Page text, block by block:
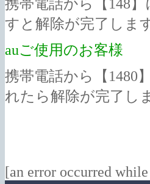
携帯電話から【148
すと解除が完了しま
auご使用のお客様
携帯電話から【1480
れたら解除が完了し
[an error occurred